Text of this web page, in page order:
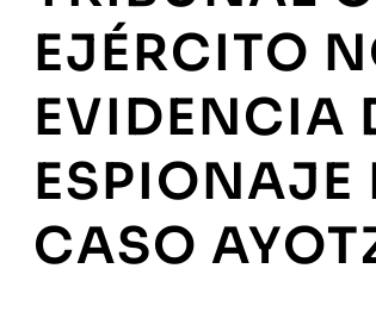
EJÉRCITO
EVIDENCIA
ESPIONAJE
CASO